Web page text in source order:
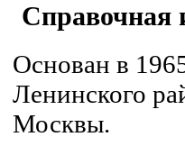
Справочная
Основан в
Ленинского
Москвы.